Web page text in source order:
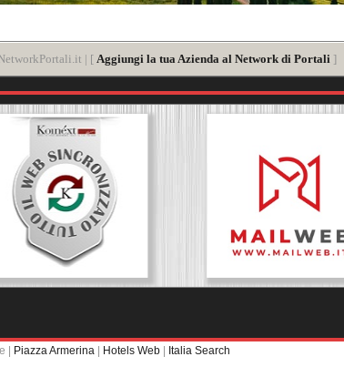
| [ Aggiungi la tua Azienda al Network di Portali ]
| Piazza Armerina | Hotels Web | Italia Search